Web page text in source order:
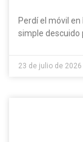
Perdí el móvil
simple descuido
23 de julio de 2026